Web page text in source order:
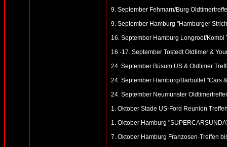
9. September Fehmarn/Burg
9. September Hamburg "Hamburger
16. September Hamburg Longroof/
16.-17. September Tostedt Oldtimer &
24. September Büsum US & Oldtimer
24. September Hamburg/Barbüttel "Cars
24. September Neumünster
1. Oktober Stade US-Ford Reunion
1. Oktober Hamburg
7. Oktober Hamburg Franzosen-Treffen